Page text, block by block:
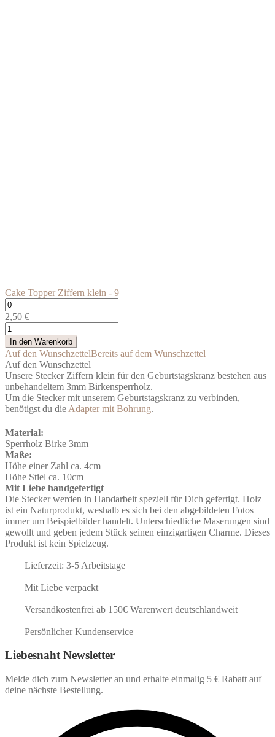
Cake Topper Ziffern klein - 9
Cake
Topper
Ziffern
klein
-
9
Menge
2,50 €
Cake
Topper
Ziffern
klein
Menge
In den Warenkorb
Auf den WunschzettelBereits auf dem Wunschzettel
Auf den Wunschzettel
Unsere Stecker Ziffern klein für den Geburtstagskranz bestehen aus
unbehandeltem 3mm Birkensperrholz.
Um die Stecker mit unserem Geburtstagskranz zu verbinden,
benötigst du die Adapter mit Bohrung.
Material:
Sperrholz Birke 3mm
Maße:
Höhe einer Zahl ca. 4cm
Höhe Stiel ca. 10cm
Mit Liebe handgefertigt
Die Stecker werden in Handarbeit speziell für Dich gefertigt. Holz
ist ein Naturprodukt, weshalb es sich bei den abgebildeten Fotos
immer um Beispielbilder handelt. Unterschiedliche Maserungen sind
gewollt und geben jedem Stück seinen einzigartigen Charme. Dieses
Produkt ist kein Spielzeug.
Lieferzeit: 3-5 Arbeitstage
Mit Liebe verpackt
Versandkostenfrei ab 150€ Warenwert deutschlandweit
Persönlicher Kundenservice
Liebesnaht Newsletter
Melde dich zum Newsletter an und erhalte einmalig 5 € Rabatt auf
deine nächste Bestellung.